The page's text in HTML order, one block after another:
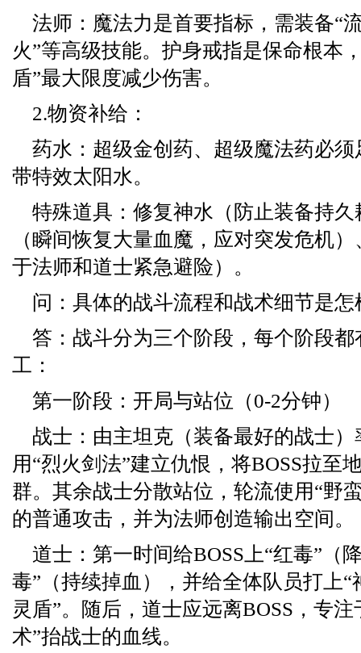
法师：魔法力是首要指标，需装备“
火”等高级技能。护身戒指是保命根本
盾”最大限度减少伤害。
2.物资补给：
药水：超级金创药、超级魔法药必
带特效太阳水。
特殊道具：修复神水（防止装备持
（瞬间恢复大量血魔，应对突发危机
于法师和道士紧急避险）。
问：具体的战斗流程和战术细节是怎
答：战斗分为三个阶段，每个阶段
工：
第一阶段：开局与站位（0-2分钟）
战士：由主坦克（装备最好的战士
用“烈火剑法”建立仇恨，将BOSS拉至
群。其余战士分散站位，轮流使用“野
的普通攻击，并为法师创造输出空间。
道士：第一时间给BOSS上“红毒”（
毒”（持续掉血），并给全体队员打上“
灵盾”。随后，道士应远离BOSS，专
术”抬战士的血线。